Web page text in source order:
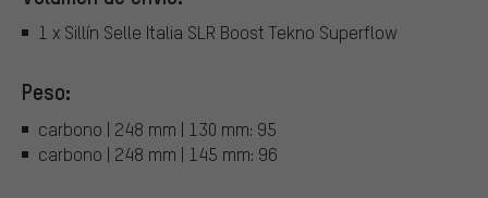
1 x Sillín Selle Italia SLR Boost Tekno Superflow
Peso:
carbono | 248 mm | 130 mm: 95
carbono | 248 mm | 145 mm: 96